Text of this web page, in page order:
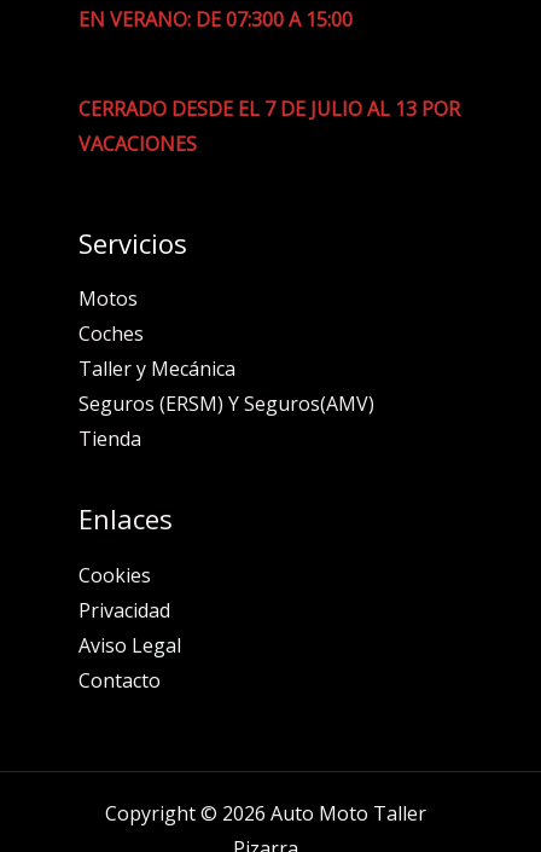
EN VERANO: DE 07:300 A 15:00
CERRADO DESDE EL 7 DE JULIO AL 13 POR
VACACIONES
Servicios
Motos
Coches
Taller y Mecánica
Seguros (ERSM) Y Seguros(AMV)
Tienda
Enlaces
Cookies
Privacidad
Aviso Legal
Contacto
Copyright © 2026 Auto Moto Taller